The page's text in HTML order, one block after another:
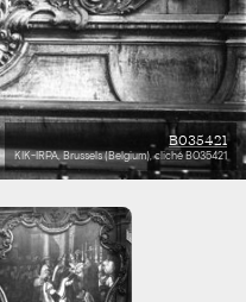
B035421
KIK-IRPA, Brussels (Belgium), cliché B035421